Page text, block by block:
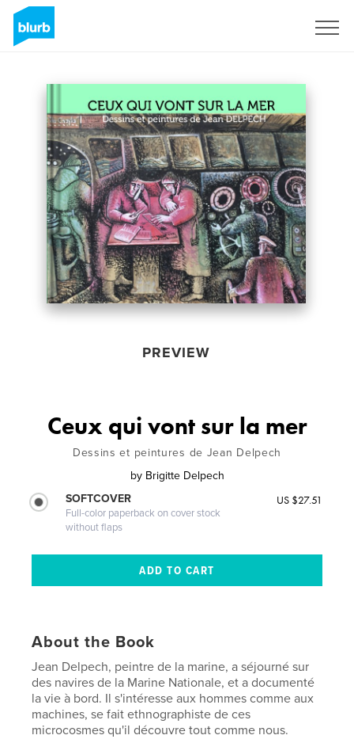
PREVIEW
Ceux qui vont sur la mer
Dessins et peintures de Jean Delpech
by Brigitte Delpech
SOFTCOVER
Full-color paperback on cover stock
without flaps
US $27.51
About the Book
Jean Delpech, peintre de la marine, a séjourné sur
des navires de la Marine Nationale, et a documenté
la vie à bord. Il s'intéresse aux hommes comme aux
machines, se fait ethnographiste de ces
microcosmes qu'il découvre tout comme nous.